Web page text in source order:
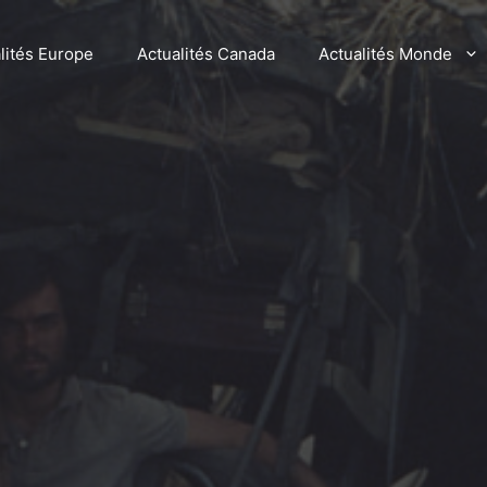
Europe Actualités Canada Actualités Monde